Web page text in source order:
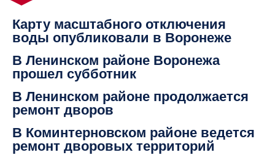
Карту масштабного отключения
воды опубликовали в Воронеже
В Ленинском районе Воронежа
прошел субботник
В Ленинском районе продолжается
ремонт дворов
В Коминтерновском районе ведется
ремонт дворовых территорий